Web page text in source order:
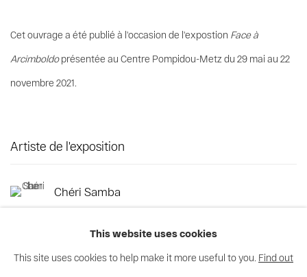
Cet ouvrage a été publié à l'occasion de l'expostion Face à
Arcimboldoprésentée au Centre Pompidou-Metz du 29 mai au 22
novembre 2021.
Artiste de l'exposition
Chéri Samba
This website uses cookies
This site uses cookies to help make it more useful to you. Find out